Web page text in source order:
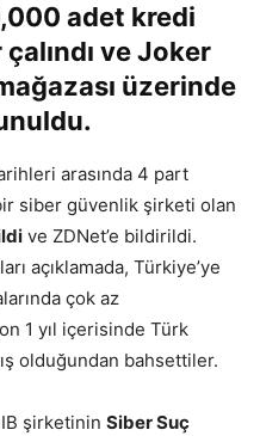
adet kredi
ve Joker
üzerinde
arasında 4 part
siber güvenlik şirketi olan
ve ZDNet’e bildirildi.
açıklamada, Türkiye’ye
çok az
1 yıl içerisinde Türk
olduğundan bahsettiler.
şirketinin Siber Suç